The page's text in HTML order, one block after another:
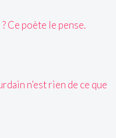
Ce poète le pense.
n’est rien de ce que